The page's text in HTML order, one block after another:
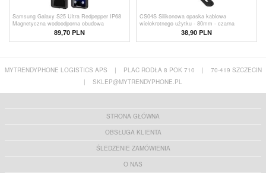
Samsung Galaxy S25 Ultra Redpepper IP68
Magnetyczna wodoodporna obudowa
89,70 PLN
CS04S Silikonowa opaska kablowa
wielokrotnego użytku - 80mm - czarna
38,90 PLN
MYTRENDYPHONE LOGISTICS APS | PLAC RODŁA 8 POK 710 |
70-419 SZCZECIN
|
SKLEP@MYTRENDYPHONE.PL
STRONA GŁÓWNA
OBSŁUGA KLIENTA
ŚLEDZENIE ZAMÓWIENIA
O NAS